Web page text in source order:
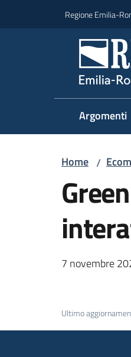
Regione Emilia-
Argomenti
Home /
7 novembre
Ultimo